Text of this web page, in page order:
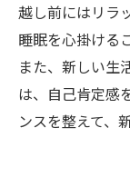
越し前にはリラ
睡眠を心掛ける
また、新しい生
は、自己肯定感
ンスを整えて、